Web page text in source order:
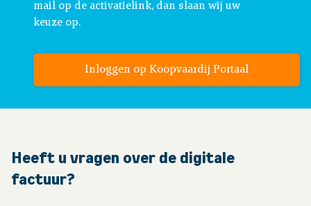
mail op de activatielink, dan slaan wij uw
keuze op.
Inloggen op Koopvaardij Portaal
Heeft u vragen over de digitale
factuur?